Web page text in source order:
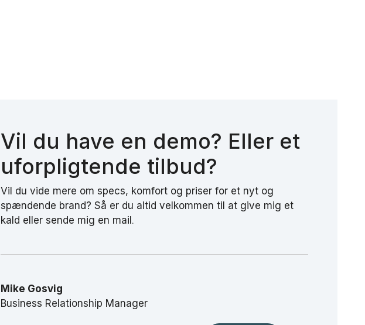
Vil du have en demo? Eller et
uforpligtende tilbud?
Vil du vide mere om specs, komfort og priser for et nyt og
spændende brand? Så er du altid velkommen til at give mig et
kald eller sende mig en mail .
Mike Gosvig
Business Relationship Manager